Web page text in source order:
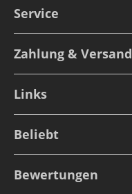
Service
Zahlung & Versand
Links
Beliebt
Bewertungen